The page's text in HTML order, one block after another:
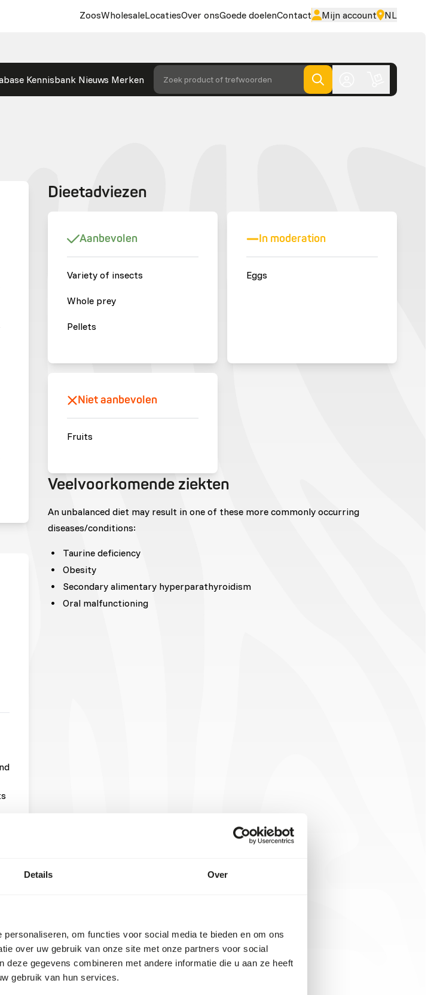
Details Over
om functies voor social media te bieden en om ons
over uw gebruik van onze site met onze partners voor social
gegevens combineren met andere informatie die u aan ze heeft
gebruik van hun services.
ZoosWholesaleLocatiesOver onsGoede doelenContact Mijn account NL
Kennisbank Nieuws Merken Zoek product of trefwoorden
Dieetadviezen
Aanbevolen
Variety of insects
Whole prey
Pellets
In moderation
Eggs
Niet aanbevolen
Fruits
Veelvoorkomende ziekten
An unbalanced diet may result in one of these more commonly occurring
diseases/conditions:
Taurine deficiency
Obesity
Secondary alimentary hyperparathyroidism
Oral malfunctioning